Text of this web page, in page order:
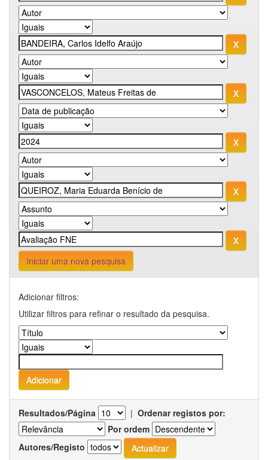
Iniciar uma nova pesquisa
Adicionar filtros:
Utilizar filtros para refinar o resultado da pesquisa.
Resultados/Página | Ordenar registos por:
Por ordem
Autores/Registo